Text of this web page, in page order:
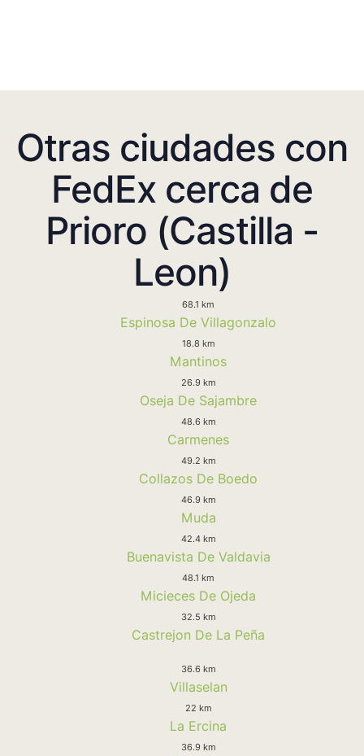
Otras ciudades con
FedEx cerca de
Prioro (Castilla -
Leon)
68.1 km
Espinosa De Villagonzalo
18.8 km
Mantinos
26.9 km
Oseja De Sajambre
48.6 km
Carmenes
49.2 km
Collazos De Boedo
46.9 km
Muda
42.4 km
Buenavista De Valdavia
48.1 km
Micieces De Ojeda
32.5 km
Castrejon De La Peña
36.6 km
Villaselan
22 km
La Ercina
36.9 km